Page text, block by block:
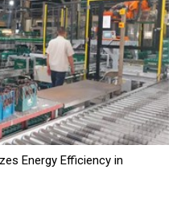
Energy Efficiency in